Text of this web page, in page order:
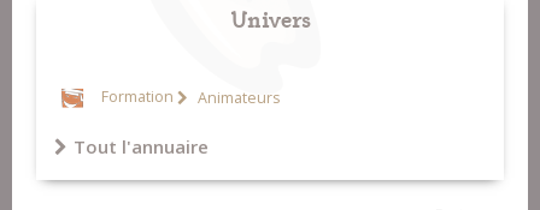
Univers
Formation Animateurs
Tout l'annuaire